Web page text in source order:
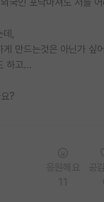
,
만드는것은 아닌가 싶어
하고...
?